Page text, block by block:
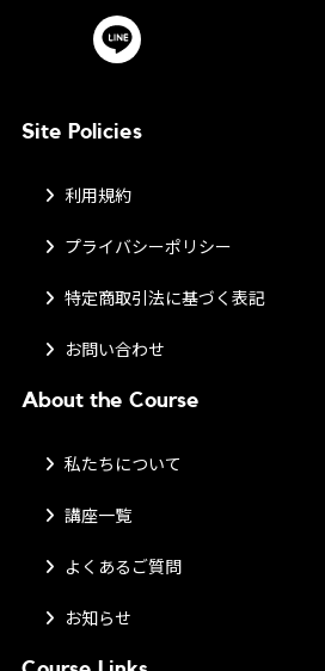
Site Policies
利用規約
プライバシーポリシー
特定商取引法に基づく表記
お問い合わせ
About the Course
私たちについて
講座一覧
よくあるご質問
お知らせ